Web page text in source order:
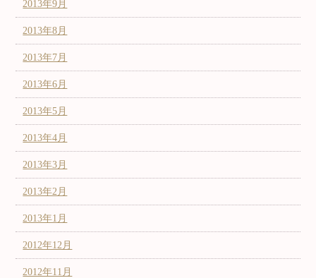
2013年9月
2013年8月
2013年7月
2013年6月
2013年5月
2013年4月
2013年3月
2013年2月
2013年1月
2012年12月
2012年11月